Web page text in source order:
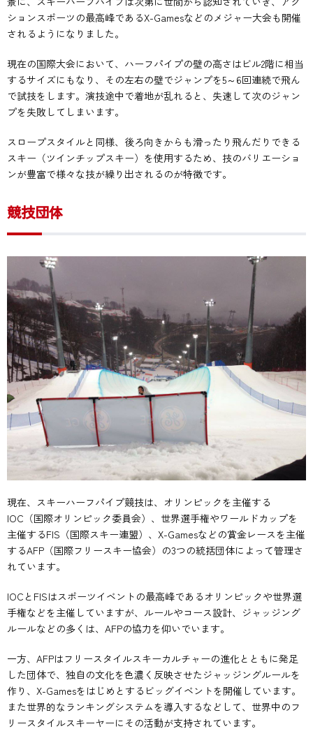
ションスポーツの最高峰であるX-Gamesなどのメジャー大会も開催
されるようになりました。
現在の国際大会において、ハーフパイプの壁の高さはビル2階に相当
するサイズにもなり、その左右の壁でジャンプを5～6回連続で飛ん
で試技をします。演技途中で着地が乱れると、失速して次のジャン
プを失敗してしまいます。
スロープスタイルと同様、後ろ向きからも滑ったり飛んだりできる
スキー（ツインチップスキー）を使用するため、技のバリエーショ
ンが豊富で様々な技が繰り出されるのが特徴です。
競技団体
現在、スキーハーフパイプ競技は、オリンピックを主催する
IOC（国際オリンピック委員会）、世界選手権やワールドカップを
主催するFIS（国際スキー連盟）、X-Gamesなどの賞金レースを主催
するAFP（国際フリースキー協会）の3つの統括団体によって管理さ
れています。
IOCとFISはスポーツイベントの最高峰であるオリンピックや世界選
手権などを主催していますが、ルールやコース設計、ジャッジング
ルールなどの多くは、AFPの協力を仰いでいます。
一方、AFPはフリースタイルスキーカルチャーの進化とともに発足
した団体で、独自の文化を色濃く反映させたジャッジングルールを
作り、X-Gamesをはじめとするビッグイベントを開催しています。
また世界的なランキングシステムを導入するなどして、世界中のフ
リースタイルスキーヤーにその活動が支持されています。